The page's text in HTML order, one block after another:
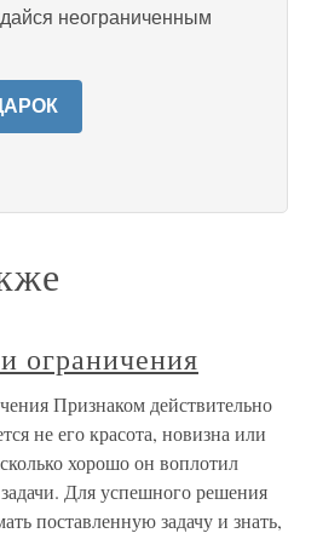
неограниченным
ограничения
Признаком действительно
не его красота, новизна или
хорошо он воплотил
Для успешного решения
поставленную задачу и знать,